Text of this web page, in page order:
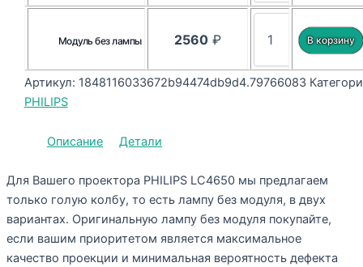
Модуль без лампы 2560₽
Артикул: 1848116033672b94474db9d4.79766083
PHILIPS
Описание Детали
Для Вашего проектора PHILIPS LC4650 мы предлагаем
только голую колбу, то есть лампу без модуля, в двух
вариантах. Оригинальную лампу без модуля покупайте,
если вашим приоритетом является максимальное
качество проекции и минимальная вероятность дефекта